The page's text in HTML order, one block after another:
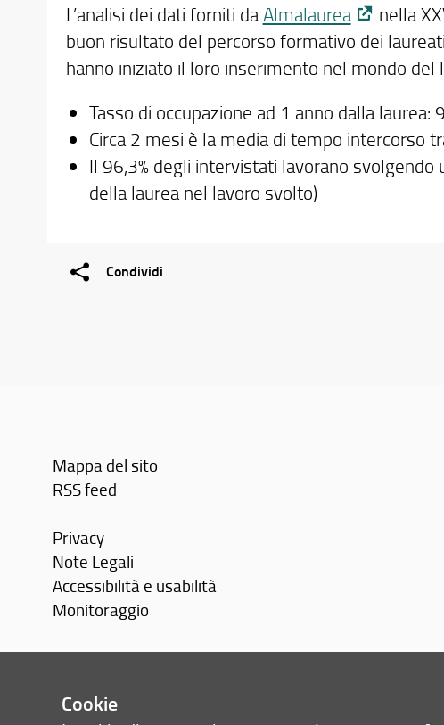
L’analisi dei dati forniti daAlmalaurea
nella
buon risultato del percorso formativo dei
hanno iniziato il loro inserimento nel mondo del
Tasso di occupazione ad 1 anno dalla laurea:
Circa 2 mesi è la media di tempo intercorso
Il 96,3% degli intervistati lavorano svolgendo
della laurea nel lavoro svolto)
Condividi
Mappa del sito
RSS feed
Privacy
Note Legali
Accessibilità e usabilità
Monitoraggio
Area personale
Cookie